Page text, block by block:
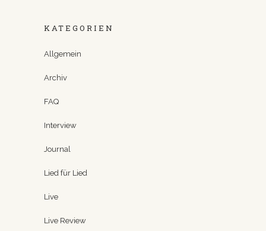
KATEGORIEN
Allgemein
Archiv
FAQ
Interview
Journal
Lied für Lied
Live
Live Review